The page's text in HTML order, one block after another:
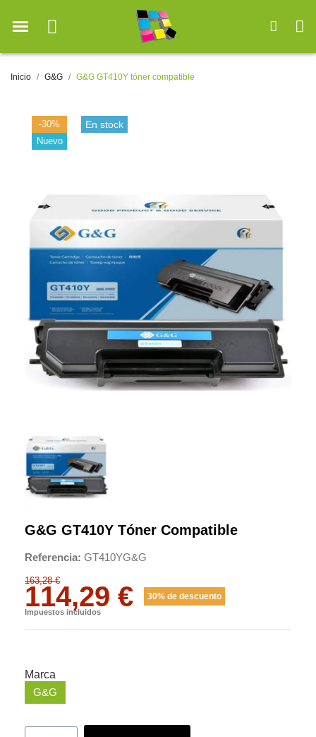
Inicio G&G G&G GT410Y tóner compatible
-30%
Nuevo
En stock
G&G GT410Y Tóner Compatible
Referencia GT410YG&G
163,28 €
114,29 € 30% de descuento
Impuestos incluidos
Marca
G&G